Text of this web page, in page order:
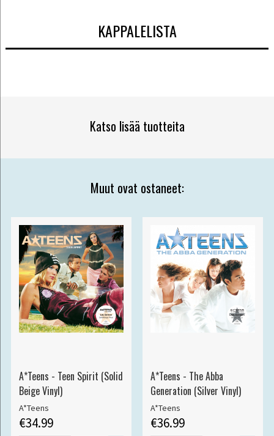
KAPPALELISTA
Katso lisää tuotteita
Muut ovat ostaneet:
A*Teens - Teen Spirit (Solid
Beige Vinyl)
A*Teens
€34.99
A*Teens - The Abba
Generation (Silver Vinyl)
A*Teens
€36.99